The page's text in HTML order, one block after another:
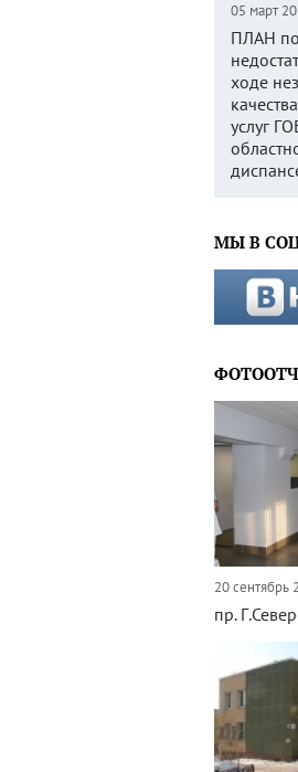
05 март
ПЛАН
ходе
услуг
МЫ В
20 сентябрь
пр.